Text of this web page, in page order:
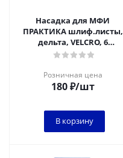
Насадка для МФИ
ПРАКТИКА шлиф.листы,
дельта, VELCRO, 6
отверстий 93 мм, P 40, 10
Розничная цена
180₽/шт
В корзину